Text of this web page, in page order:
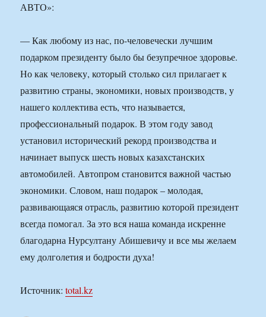
АВТО»:
— Как любому из нас, по-человечески лучшим
подарком президенту было бы безупречное здоровье.
Но как человеку, который столько сил прилагает к
развитию страны, экономики, новых производств, у
нашего коллектива есть, что называется,
профессиональный подарок. В этом году завод
установил исторический рекорд производства и
начинает выпуск шесть новых казахстанских
автомобилей. Автопром становится важной частью
экономики. Словом, наш подарок – молодая,
развивающаяся отрасль, развитию которой президент
всегда помогал. За это вся наша команда искренне
благодарна Нурсултану Абишевичу и все мы желаем
ему долголетия и бодрости духа!
Источник:total.kz